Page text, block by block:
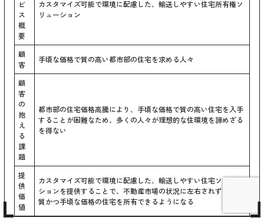
ビ
ス
概
要
カスタマイズ可能で環境に配慮した、輸送しやすい住宅所有権ソ
リューション
顧
客
手頃な価格で質の高い都市部の住宅を求める人々
顧
客
の
抱
え
る
課
題
都市部の住宅価格高騰により、手頃な価格で質の高い住宅を入手
することが困難なため、多くの人々が理想的な住環境を諦めざる
を得ない
提
供
価
値
カスタマイズ可能で環境に配慮した、輸送しやすい住宅ソリュー
ションを提供することで、不動産市場の状況に左右されず、高品
質かつ手頃な価格の住宅を所有できるようになる